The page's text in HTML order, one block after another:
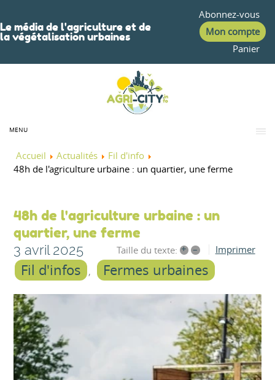
Le média de l'agriculture et de
la végétalisation urbaines
Abonnez-vous
Mon compte
Panier
MENU
Accueil Actualités
Fil d'info
48h de l'agriculture urbaine : un quartier, une ferme
48h de l'agriculture urbaine : un
quartier, une ferme
3 avril 2025 Taille du texte: + – Imprimer
Fil d'infos Fermes urbaines